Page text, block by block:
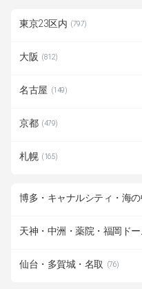
東京23区内 (797)
大阪 (812)
名古屋 (149)
京都 (479)
札幌 (165)
博多・キャナルシティ・海
天神・中洲・薬院・福岡ド
仙台・多賀城・名取 (76)